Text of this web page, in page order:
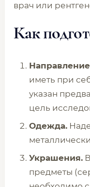
врач или
Как
иметь при
указан
цель
Одежда.
Украшения.
предметы